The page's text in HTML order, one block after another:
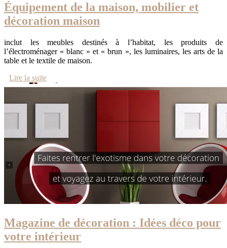
Équipement de la maison, mobilier et
décoration maison
inclut les meubles destinés à l’habitat, les produits de
l’électroménager « blanc » et « brun », les luminaires, les arts de la
table et le textile de maison.
Lire la suite
Magazine de décoration : Idées déco pour
votre intérieur